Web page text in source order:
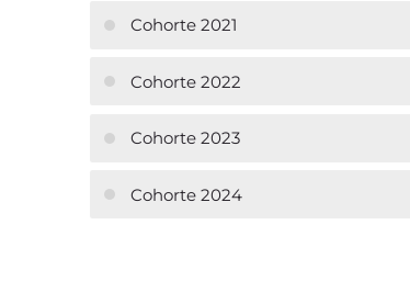
Cohorte 2021
Cohorte 2022
Cohorte 2023
Cohorte 2024